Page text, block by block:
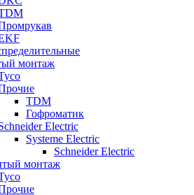
монтаж
TDM
Гофроматик
Electric
Systeme Electric
Schneider Electric
монтаж